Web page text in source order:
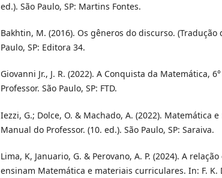
ed.). São Paulo, SP: Martins Fontes.
Bakhtin, M. (2016). Os gêneros do discurso. (Tradução
Paulo, SP: Editora 34.
Giovanni Jr., J. R. (2022). A Conquista da Matemática,
Professor. São Paulo, SP: FTD.
Iezzi, G.; Dolce, O. & Machado, A. (2022). Matemática e
Manual do Professor. (10. ed.). São Paulo, SP: Saraiva.
Lima, K, Januario, G. & Perovano, A. P. (2024). A
ensinam Matemática e materiais curriculares. In: F. K.